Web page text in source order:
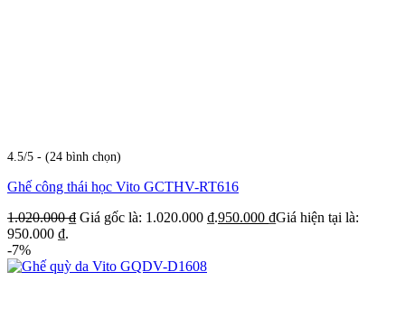
4.5/5 - (24 bình chọn)
Ghế công thái học Vito GCTHV-RT616
1.020.000₫ Giá gốc là: 1.020.000 ₫.950.000 ₫Giá hiện tại là:
950.000 ₫.
-7%